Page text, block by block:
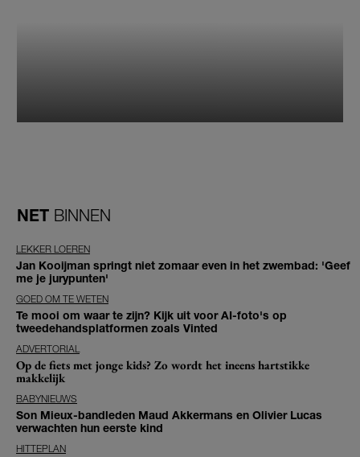
NET BINNEN
LEKKER LOEREN
Jan Kooijman springt niet zomaar even in het zwembad: 'Geef
me je jurypunten'
GOED OM TE WETEN
Te mooi om waar te zijn? Kijk uit voor AI-foto's op
tweedehandsplatformen zoals Vinted
ADVERTORIAL
Op de fiets met jonge kids? Zo wordt het ineens hartstikke
makkelijk
BABYNIEUWS
Son Mieux-bandleden Maud Akkermans en Olivier Lucas
verwachten hun eerste kind
HITTEPLAN